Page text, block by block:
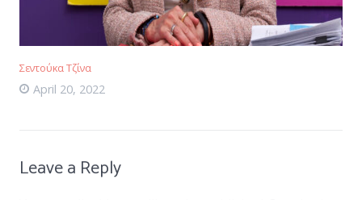
Σεντούκα Τζίνα
April 20, 2022
Leave a Reply